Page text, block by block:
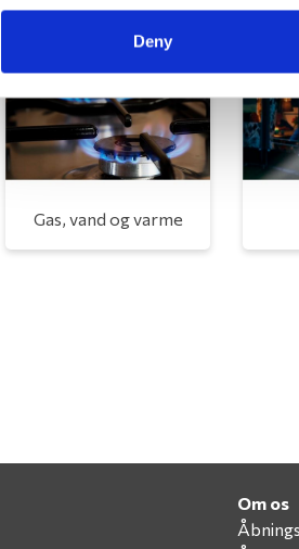
Deny
Gas, vand og varme
Om os